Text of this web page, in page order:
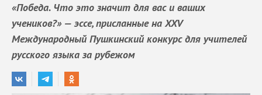
«Победа. Что это значит для вас и ваших
учеников?» — эссе, присланные на XXV
Международный Пушкинский конкурс для учителей
русского языка за рубежом